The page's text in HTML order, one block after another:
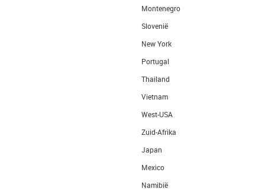
Montenegro
Slovenië
New York
Portugal
Thailand
Vietnam
West-USA
Zuid-Afrika
Japan
Mexico
Namibië